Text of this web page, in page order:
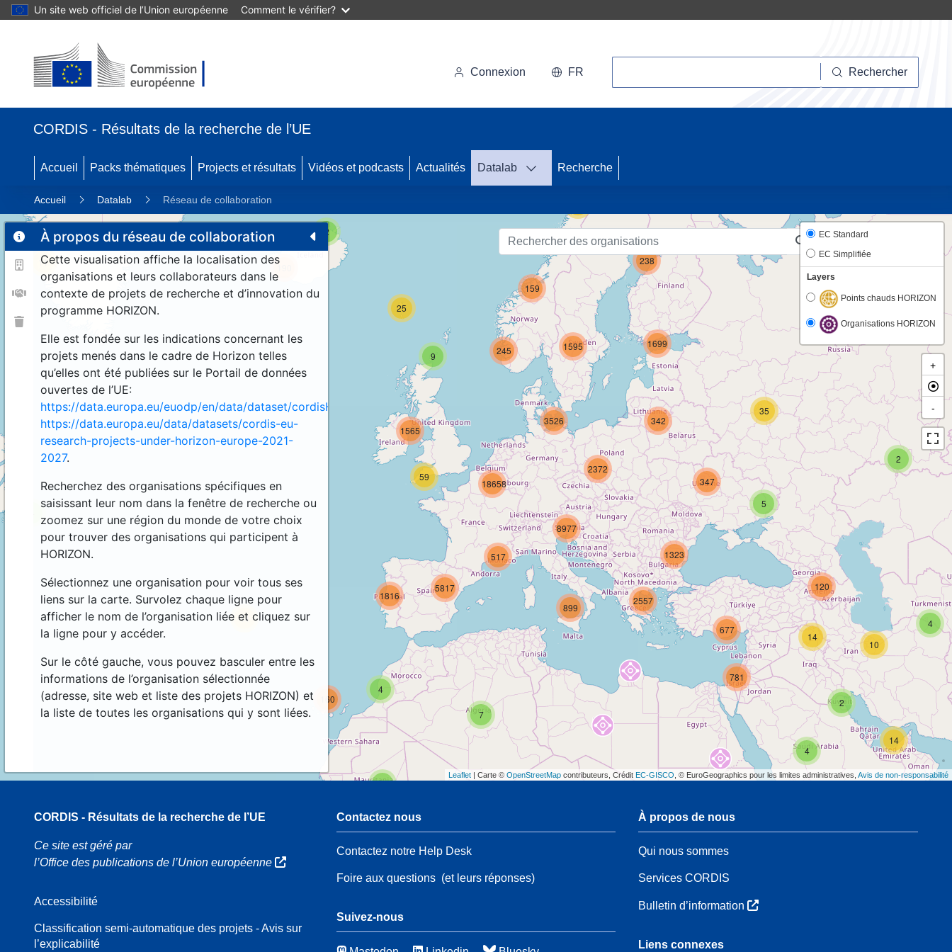
Un site web officiel de l’Union européenne Comment le vérifier?
Connexion FR Rechercher
CORDIS - Résultats de la recherche de l’UE
Accueil Packs thématiques Projects et résultats Vidéos et podcasts Actualités Datalab Recherche
Accueil Datalab Réseau de collaboration
À propos du réseau de collaboration
Cette visualisation affiche la localisation des
organisations et leurs collaborateurs dans le
contexte de projets de recherche et d’innovation du
programme HORIZON.
Elle est fondée sur les indications concernant les
projets menés dans le cadre de Horizon telles
qu’elles ont été publiées sur le Portail de données
ouvertes de l’UE:
https://data.europa.eu/euodp/en/data/dataset/cordisH2020projects.
https://data.europa.eu/data/datasets/cordis-eu-
research-projects-under-horizon-europe-2021-
2027.
Recherchez des organisations spécifiques en
saisissant leur nom dans la fenêtre de recherche ou
zoomez sur une région du monde de votre choix
pour trouver des organisations qui participent à
HORIZON.
Sélectionnez une organisation pour voir tous ses
liens sur la carte. Survolez chaque ligne pour
afficher le nom de l’organisation liée et cliquez sur
la ligne pour y accéder.
Sur le côté gauche, vous pouvez basculer entre les
informations de l’organisation sélectionnée
(adresse, site web et liste des projets HORIZON) et
la liste de toutes les organisations qui y sont liées.
2
4
14
10
4
2
16
21
54
11
2
190
43
4
44
160
2
35
9
25
159
245
899
5
14
120
1323
781
677
2557
7
1816
5817
59
517
3526
1565
18658
342
347
8977
2372
238
1595 1699
EC Standard
EC Simplifiée
Layers
Points chauds HORIZON
Organisations HORIZON
+
-
Leaflet | Carte © OpenStreetMap contributeurs, Crédit EC-GISCO , © EuroGeographics pour les limites administratives, Avis de non-responsabilité
CORDIS - Résultats de la recherche de l’UE
Ce site est géré par
l’Office des publications de l’Union européenne
Accessibilité
Classification semi-automatique des projets - Avis sur
l’explicabilité
Contactez nous
Contactez notre Help Desk
Foire aux questions(et leurs réponses)
Suivez-nous
À propos de nous
Qui nous sommes
Services CORDIS
Bulletin d’information
Liens connexes